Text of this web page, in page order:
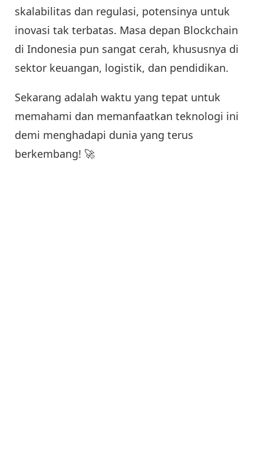
skalabilitas dan regulasi, potensinya untuk
inovasi tak terbatas. Masa depan Blockchain
di Indonesia pun sangat cerah, khususnya di
sektor keuangan, logistik, dan pendidikan.
Sekarang adalah waktu yang tepat untuk
memahami dan memanfaatkan teknologi ini
demi menghadapi dunia yang terus
berkembang! 🚀